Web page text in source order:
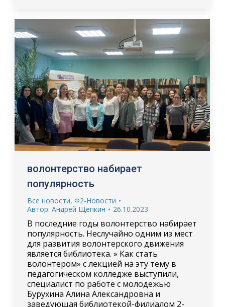
волонтерство набирает
популярность
Все новости, Ф2-Новости
Автор: Андрей Щепкин 26.10.2023
В последние годы волонтерство набирает
популярность. Неслучайно одним из мест
для развития волонтерского движения
является библиотека. » Как стать
волонтером» с лекцией на эту тему в
педагогическом колледже выступили,
специалист по работе с молодежью
Бурухина Алина Александровна и
заведующая библиотекой-филиалом 2-